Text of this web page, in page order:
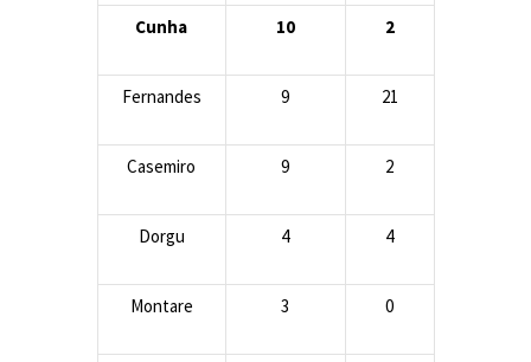
Cunha 10 2
Fernandes 9 21
Casemiro 9 2
Dorgu 4 4
Montare 3 0